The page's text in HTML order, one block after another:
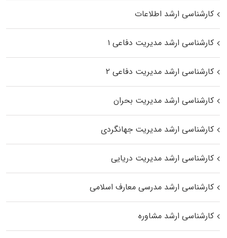
کارشناسی ارشد اطلاعات
کارشناسی ارشد مدیریت دفاعی ۱
کارشناسی ارشد مدیریت دفاعی ۲
کارشناسی ارشد مدیریت بحران
کارشناسی ارشد مدیریت جهانگردی
کارشناسی ارشد مدیریت دریایی
کارشناسی ارشد مدرسی معارف اسلامی
کارشناسی ارشد مشاوره